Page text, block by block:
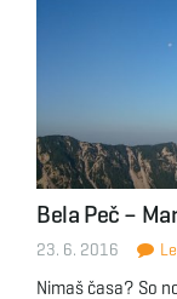
Bela Peč –
23. 6. 2016
Nimaš časa? So